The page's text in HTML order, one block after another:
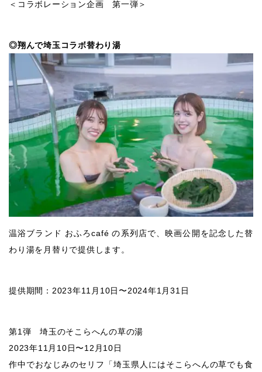
＜コラボレーション企画 第一弾＞
◎翔んで埼玉コラボ替わり湯
温浴ブランド おふろcafé の系列店で、映画公開を記念した替
わり湯を月替りで提供します。
提供期間：2023年11月10日〜2024年1月31日
第1弾 埼玉のそこらへんの草の湯
2023年11月10日〜12月10日
作中でおなじみのセリフ「埼玉県人にはそこらへんの草でも食